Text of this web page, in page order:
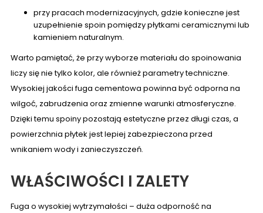
przy pracach modernizacyjnych, gdzie konieczne jest
uzupełnienie spoin pomiędzy płytkami ceramicznymi lub
kamieniem naturalnym.
Warto pamiętać, że przy wyborze materiału do spoinowania
liczy się nie tylko kolor, ale również parametry techniczne.
Wysokiej jakości fuga cementowa powinna być odporna na
wilgoć, zabrudzenia oraz zmienne warunki atmosferyczne.
Dzięki temu spoiny pozostają estetyczne przez długi czas, a
powierzchnia płytek jest lepiej zabezpieczona przed
wnikaniem wody i zanieczyszczeń.
WŁAŚCIWOŚCI I ZALETY
Fuga o wysokiej wytrzymałości – duża odporność na